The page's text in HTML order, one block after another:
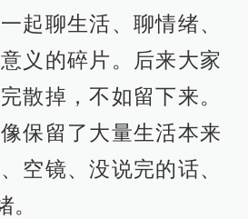
起聊生活、聊情绪、
义的碎片。后来大家
散掉，不如留下来。
保留了大量生活本来
空镜、没说完的话、